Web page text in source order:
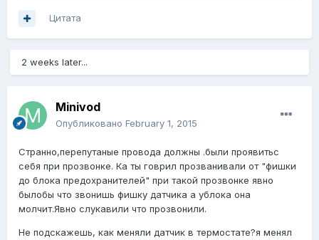
Цитата
2 weeks later...
Minivod
Опубликовано February 1, 2015
Странно,перепутаные провода должны .были проявитьс
себя при прозвонке. Ка ты говрил прозванивали от "фишки
до блока предохранителей" при такой прозвонке явно
былобы что звонишь фишку датчика а ублока она
молчит.Явно слукавили что прозвонили.
Не подскажешь, как меняли датчик в термостате?я менял